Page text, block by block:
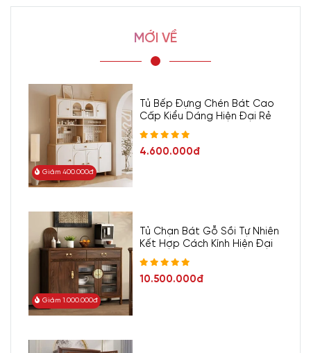
MỚI VỀ
Giảm 400.000đ
Tủ Bếp Đựng Chén Bát Cao
Cấp Kiểu Dáng Hiện Đại Rẻ
4.600.000đ
Giảm 1.000.000đ
Tủ Chạn Bát Gỗ Sồi Tự Nhiên
Kết Hợp Cách Kính Hiện Đại
10.500.000đ